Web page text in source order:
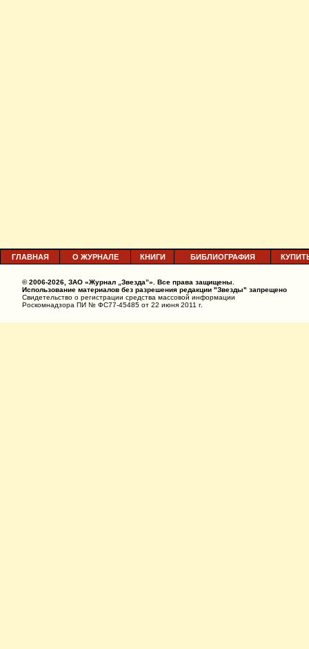
ГЛАВНАЯ О ЖУРНАЛЕ КНИГИ БИБЛИОГРАФИЯ
© 2006-2026, ЗАО «Журнал „Звезда”». Все права защищены.
Использование материалов без разрешения редакции "Звезды" запрещено
Свидетельство о регистрации средства массовой информации
Роскомнадзора ПИ № ФС77-45485 от 22 июня 2011 г.